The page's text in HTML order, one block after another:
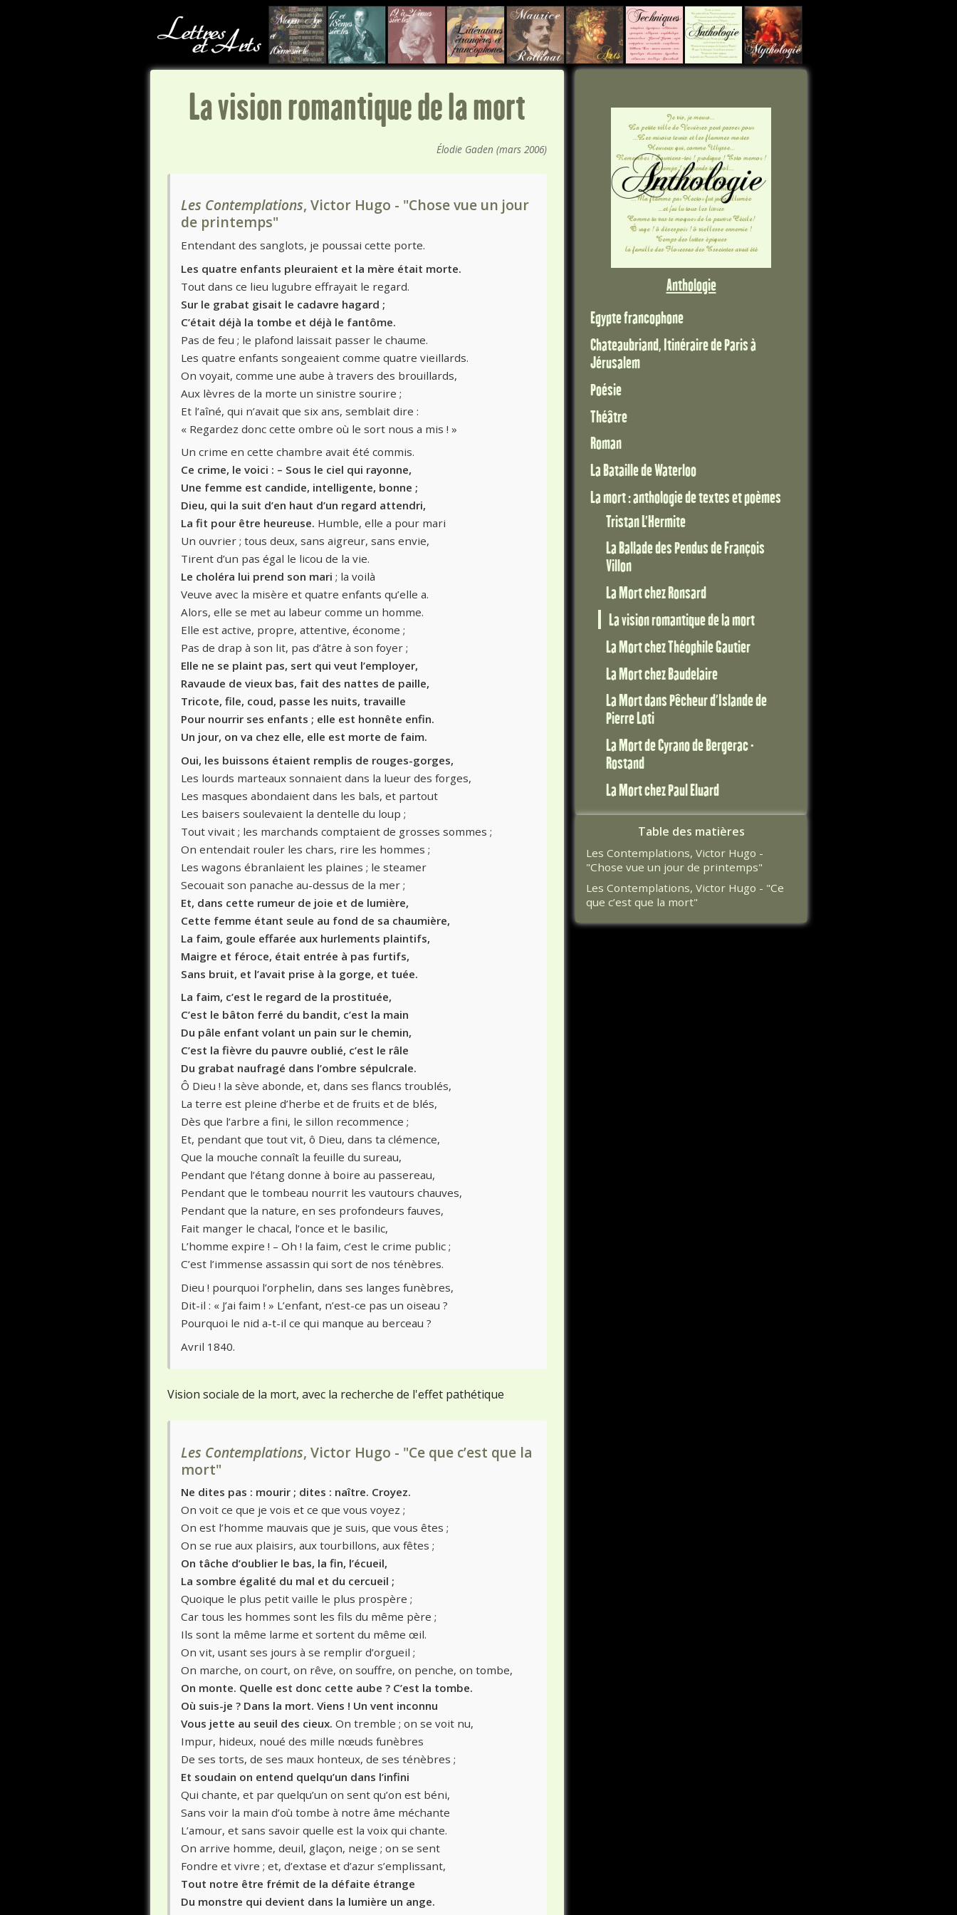
Anthologie
Egypte francophone
Chateaubriand, Itinéraire de Paris à
Jérusalem
Poésie
Théâtre
Roman
La Bataille de Waterloo
La mort : anthologie de textes et poèmes
Tristan L'Hermite
La Ballade des Pendus de François
Villon
La Mort chez Ronsard
La vision romantique de la mort
La Mort chez Théophile Gautier
La Mort chez Baudelaire
La Mort dans Pêcheur d'Islande de
Pierre Loti
La Mort de Cyrano de Bergerac -
Rostand
La Mort chez Paul Eluard
Table des matières
Les Contemplations, Victor Hugo -
"Chose vue un jour de printemps"
Les Contemplations, Victor Hugo - "Ce
que c’est que la mort"
La vision romantique de la mort
Élodie Gaden (mars 2006)
Les Contemplations, Victor Hugo - "Chose vue un jour
de printemps"
Entendant des sanglots, je poussai cette porte.
Les quatre enfants pleuraient et la mère était morte.
Tout dans ce lieu lugubre effrayait le regard.
Sur le grabat gisait le cadavre hagard ;
C’était déjà la tombe et déjà le fantôme.
Pas de feu ; le plafond laissait passer le chaume.
Les quatre enfants songeaient comme quatre vieillards.
On voyait, comme une aube à travers des brouillards,
Aux lèvres de la morte un sinistre sourire ;
Et l’aîné, qui n’avait que six ans, semblait dire :
« Regardez donc cette ombre où le sort nous a mis ! »
Un crime en cette chambre avait été commis.
Ce crime, le voici : – Sous le ciel qui rayonne,
Une femme est candide, intelligente, bonne ;
Dieu, qui la suit d’en haut d’un regard attendri,
La fit pour être heureuse. Humble, elle a pour mari
Un ouvrier ; tous deux, sans aigreur, sans envie,
Tirent d’un pas égal le licou de la vie.
Le choléra lui prend son mari ; la voilà
Veuve avec la misère et quatre enfants qu’elle a.
Alors, elle se met au labeur comme un homme.
Elle est active, propre, attentive, économe ;
Pas de drap à son lit, pas d’âtre à son foyer ;
Elle ne se plaint pas, sert qui veut l’employer,
Ravaude de vieux bas, fait des nattes de paille,
Tricote, file, coud, passe les nuits, travaille
Pour nourrir ses enfants ; elle est honnête enfin.
Un jour, on va chez elle, elle est morte de faim.
Oui, les buissons étaient remplis de rouges-gorges,
Les lourds marteaux sonnaient dans la lueur des forges,
Les masques abondaient dans les bals, et partout
Les baisers soulevaient la dentelle du loup ;
Tout vivait ; les marchands comptaient de grosses sommes ;
On entendait rouler les chars, rire les hommes ;
Les wagons ébranlaient les plaines ; le steamer
Secouait son panache au-dessus de la mer ;
Et, dans cette rumeur de joie et de lumière,
Cette femme étant seule au fond de sa chaumière,
La faim, goule effarée aux hurlements plaintifs,
Maigre et féroce, était entrée à pas furtifs,
Sans bruit, et l’avait prise à la gorge, et tuée.
La faim, c’est le regard de la prostituée,
C’est le bâton ferré du bandit, c’est la main
Du pâle enfant volant un pain sur le chemin,
C’est la fièvre du pauvre oublié, c’est le râle
Du grabat naufragé dans l’ombre sépulcrale.
Ô Dieu ! la sève abonde, et, dans ses flancs troublés,
La terre est pleine d’herbe et de fruits et de blés,
Dès que l’arbre a fini, le sillon recommence ;
Et, pendant que tout vit, ô Dieu, dans ta clémence,
Que la mouche connaît la feuille du sureau,
Pendant que l’étang donne à boire au passereau,
Pendant que le tombeau nourrit les vautours chauves,
Pendant que la nature, en ses profondeurs fauves,
Fait manger le chacal, l’once et le basilic,
L’homme expire ! – Oh ! la faim, c’est le crime public ;
C’est l’immense assassin qui sort de nos ténèbres.
Dieu ! pourquoi l’orphelin, dans ses langes funèbres,
Dit-il : « J’ai faim ! » L’enfant, n’est-ce pas un oiseau ?
Pourquoi le nid a-t-il ce qui manque au berceau ?
Avril 1840.
Vision sociale de la mort, avec la recherche de l'effet pathétique
Les Contemplations, Victor Hugo - "Ce que c’est que la
mort"
Ne dites pas : mourir ; dites : naître. Croyez.
On voit ce que je vois et ce que vous voyez ;
On est l’homme mauvais que je suis, que vous êtes ;
On se rue aux plaisirs, aux tourbillons, aux fêtes ;
On tâche d’oublier le bas, la fin, l’écueil,
La sombre égalité du mal et du cercueil ;
Quoique le plus petit vaille le plus prospère ;
Car tous les hommes sont les fils du même père ;
Ils sont la même larme et sortent du même œil.
On vit, usant ses jours à se remplir d’orgueil ;
On marche, on court, on rêve, on souffre, on penche, on tombe,
On monte. Quelle est donc cette aube ? C’est la tombe.
Où suis-je ? Dans la mort. Viens ! Un vent inconnu
Vous jette au seuil des cieux. On tremble ; on se voit nu,
Impur, hideux, noué des mille nœuds funèbres
De ses torts, de ses maux honteux, de ses ténèbres ;
Et soudain on entend quelqu’un dans l’infini
Qui chante, et par quelqu’un on sent qu’on est béni,
Sans voir la main d’où tombe à notre âme méchante
L’amour, et sans savoir quelle est la voix qui chante.
On arrive homme, deuil, glaçon, neige ; on se sent
Fondre et vivre ; et, d’extase et d’azur s’emplissant,
Tout notre être frémit de la défaite étrange
Du monstre qui devient dans la lumière un ange.